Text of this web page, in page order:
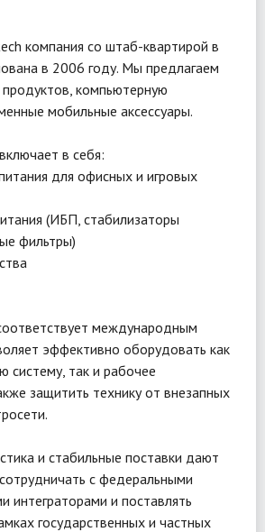
компания со штаб-квартирой в
в 2006 году. Мы предлагаем
компьютерную
мобильные аксессуары.
в себя:
для офисных и игровых
(ИБП, стабилизаторы
фильтры)
международным
эффективно оборудовать как
так и рабочее
защитить технику от внезапных
и стабильные поставки дают
с федеральными
интеграторами и поставлять
государственных и частных